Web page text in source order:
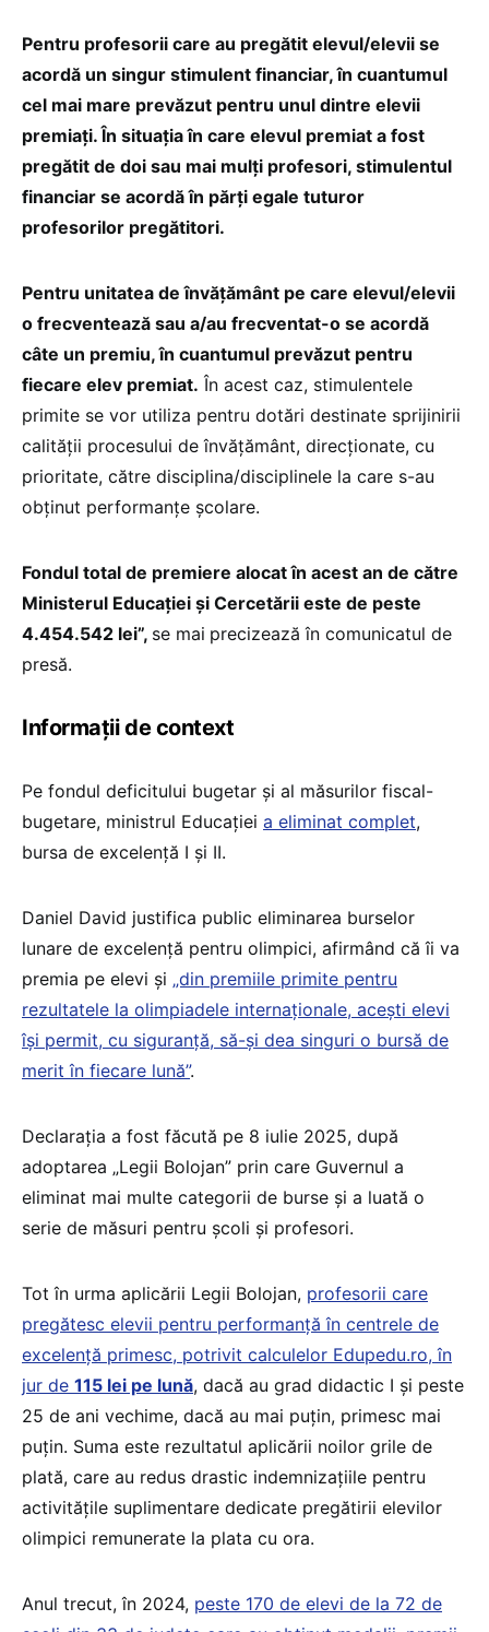
Pentru profesorii care au pregătit elevul/elevii se
acordă un singur stimulent financiar, în cuantumul
cel mai mare prevăzut pentru unul dintre elevii
premiați. În situația în care elevul premiat a fost
pregătit de doi sau mai mulți profesori, stimulentul
financiar se acordă în părți egale tuturor
profesorilor pregătitori.
Pentru unitatea de învățământ pe care elevul/elevii
o frecventează sau a/au frecventat-o se acordă
câte un premiu, în cuantumul prevăzut pentru
fiecare elev premiat. În acest caz, stimulentele
primite se vor utiliza pentru dotări destinate sprijinirii
calității procesului de învățământ, direcționate, cu
prioritate, către disciplina/disciplinele la care s-au
obținut performanțe școlare.
Fondul total de premiere alocat în acest an de către
Ministerul Educației și Cercetării este de peste
4.454.542 lei”, se mai precizează în comunicatul de
presă.
Informații de context
Pe fondul deficitului bugetar și al măsurilor fiscal-
bugetare, ministrul Educației a eliminat complet,
bursa de excelență I și II.
Daniel David justifica public eliminarea burselor
lunare de excelență pentru olimpici, afirmând că îi va
premia pe elevi și „din premiile primite pentru
rezultatele la olimpiadele internaționale, acești elevi
își permit, cu siguranță, să-și dea singuri o bursă de
merit în fiecare lună”.
Declarația a fost făcută pe 8 iulie 2025, după
adoptarea „Legii Bolojan” prin care Guvernul a
eliminat mai multe categorii de burse și a luată o
serie de măsuri pentru școli și profesori.
Tot în urma aplicării Legii Bolojan, profesorii care
pregătesc elevii pentru performanță în centrele de
excelență primesc, potrivit calculelor Edupedu.ro, în
jur de 115 lei pe lună, dacă au grad didactic I și peste
25 de ani vechime, dacă au mai puțin, primesc mai
puțin. Suma este rezultatul aplicării noilor grile de
plată, care au redus drastic indemnizațiile pentru
activitățile suplimentare dedicate pregătirii elevilor
olimpici remunerate la plata cu ora.
Anul trecut, în 2024, peste 170 de elevi de la 72 de